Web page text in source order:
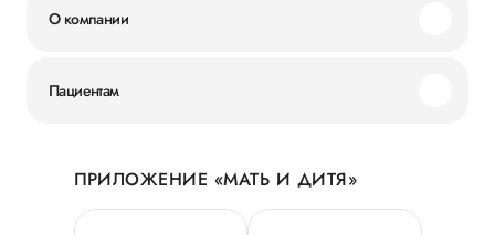
О компании
Новости
Руководство
Пациентам
Личный кабинет
Персональные данные
ПРИЛОЖЕНИЕ «МАТЬ И ДИТЯ»